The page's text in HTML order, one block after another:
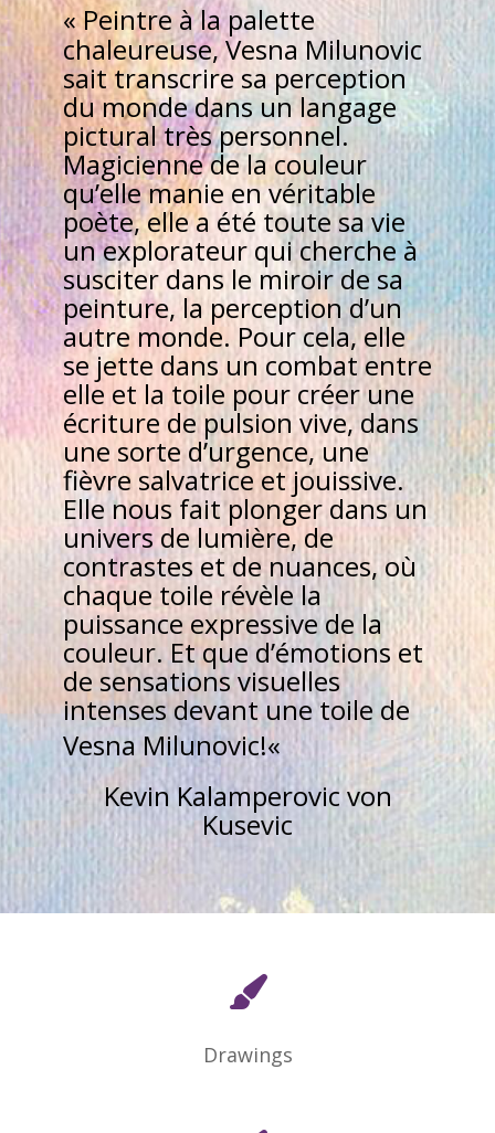
«Peintre à la palette
chaleureuse, Vesna Milunovic
sait transcrire sa perception
du monde dans un langage
pictural très personnel.
Magicienne de la couleur
qu’elle manie en véritable
poète, elle a été toute sa vie
un explorateur qui cherche à
susciter dans le miroir de sa
peinture, la perception d’un
autre monde. Pour cela, elle
se jette dans un combat entre
elle et la toile pour créer une
écriture de pulsion vive, dans
une sorte d’urgence, une
fièvre salvatrice et jouissive.
Elle nous fait plonger dans un
univers de lumière, de
contrastes et de nuances, où
chaque toile révèle la
puissance expressive de la
couleur. Et que d’émotions et
de sensations visuelles
intenses devant une toile de
Vesna Milunovic!«
Kevin Kalamperovic von
Kusevic
Drawings